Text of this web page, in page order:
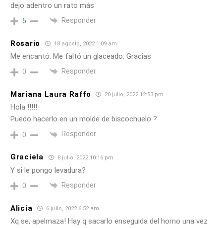
dejo adentro un rato más
5 Responder
Rosario 18 agosto, 2022 1:09 am
Me encantó. Me faltó un glaceado. Gracias
0 Responder
Mariana Laura Raffo 20 julio, 2022 12:53 pm
Hola !!!!!
Puedo hacerlo en un molde de biscochuelo ?
0 Responder
Graciela 8 julio, 2022 10:16 pm
Y si le pongo levadura?
0 Responder
Alicia 6 julio, 2022 6:52 am
Xq se, apelmaza! Hay q sacarlo enseguida del horno una vez